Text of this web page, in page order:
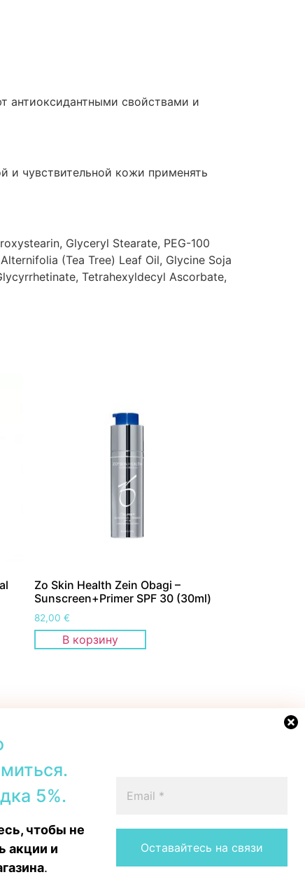
антиоксидантными свойствами и
и чувствительной кожи применять
Glyceryl Stearate, PEG-100
(Tea Tree) Leaf Oil, Glycine Soja
Tetrahexyldecyl Ascorbate,
5%.
чтобы не
акции и
.
Zo Skin Health Zein Obagi –
Sunscreen+Primer SPF 30 (30ml)
82,00 €
В корзину
Tallinn
Messenger
Instagram